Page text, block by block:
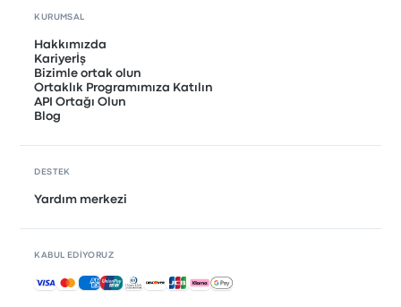
KURUMSAL
Hakkımızda
Kariyerİş
Bizimle ortak olun
Ortaklık Programımıza Katılın
API Ortağı Olun
Blog
DESTEK
Yardım merkezi
KABUL EDIYORUZ
Kabul edilen ödemeler